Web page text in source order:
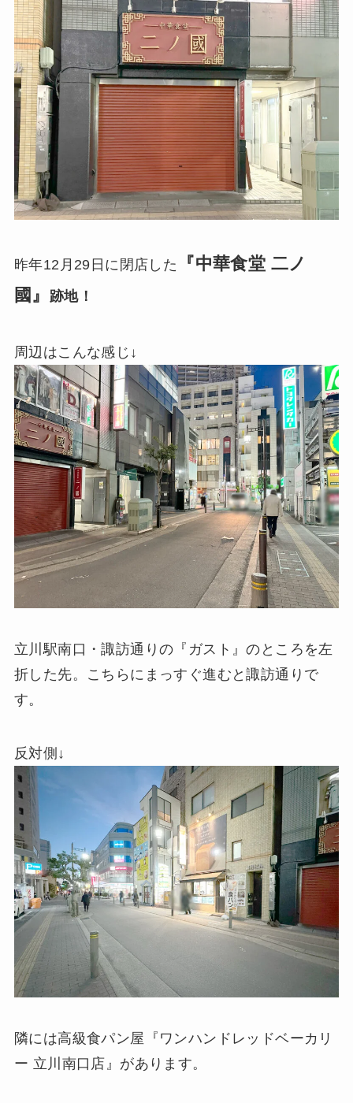
昨年12月29日に閉店した
『中華食堂 二ノ
國』
跡地！
周辺はこんな感じ↓
立川駅南口・諏訪通りの『ガスト』のところを左
折した先。こちらにまっすぐ進むと諏訪通りで
す。
反対側↓
隣には高級食パン屋『ワンハンドレッドベーカリ
ー 立川南口店』があります。